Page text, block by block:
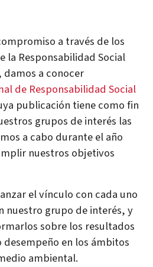
a través de los
la Responsabilidad Social
damos a conocer
de Responsabilidad Social
publicación tiene como fin
grupos de interés las
a cabo durante el año
nuestros objetivos
el vínculo con cada uno
nuestro grupo de interés, y
sobre los resultados
en los ámbitos
ambiental.